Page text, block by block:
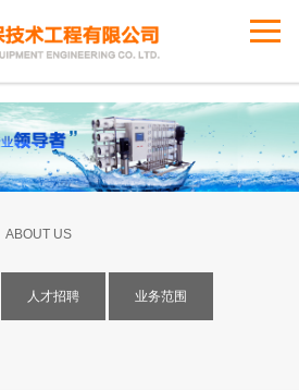
ABOUT US
人才招聘 业务范围